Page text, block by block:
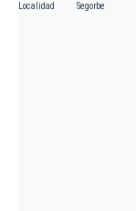
Localidad Segorbe